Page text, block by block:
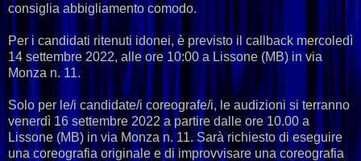
consiglia abbigliamento comodo.
Per i candidati ritenuti idonei, è previsto il callback mercoledì
14 settembre 2022, alle ore 10:00 a Lissone (MB) in via
Monza n. 11.
Solo per le/i candidate/i coreografe/i, le audizioni si terranno
venerdì 16 settembre 2022 a partire dalle ore 10.00 a
Lissone (MB) in via Monza n. 11. Sarà richiesto di eseguire
una coreografia originale e di improvvisare una coreografia